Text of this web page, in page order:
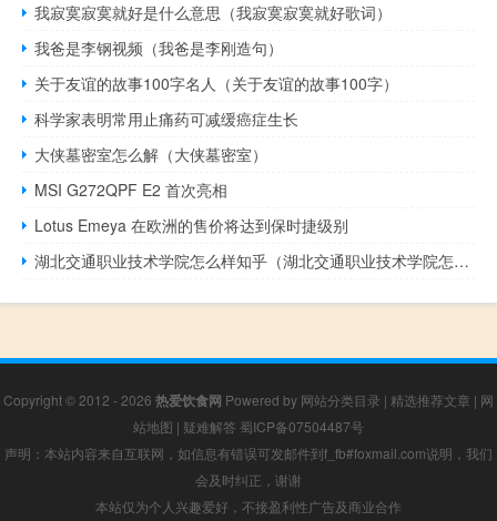
我寂寞寂寞就好是什么意思（我寂寞寂寞就好歌词）
我爸是李钢视频（我爸是李刚造句）
关于友谊的故事100字名人（关于友谊的故事100字）
科学家表明常用止痛药可减缓癌症生长
大侠墓密室怎么解（大侠墓密室）
MSI G272QPF E2 首次亮相
Lotus Emeya 在欧洲的售价将达到保时捷级别
湖北交通职业技术学院怎么样知乎（湖北交通职业技术学院怎么样）
Copyright © 2012 - 2026 热爱饮食网 Powered by 网站分类目录 | 精选推荐文章 | 网
站地图 | 疑难解答 蜀ICP备07504487号
声明：本站内容来自互联网，如信息有错误可发邮件到f_fb#foxmail.com说明，我们
会及时纠正，谢谢
本站仅为个人兴趣爱好，不接盈利性广告及商业合作